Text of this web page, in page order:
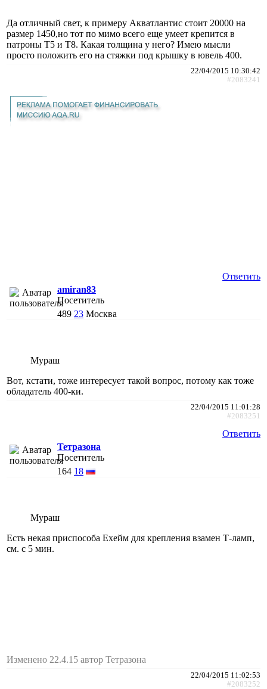
Да отличный свет, к примеру Акватлантис стоит 20000 на
размер 1450,но тот по мимо всего еще умеет крепится в
патроны Т5 и Т8. Какая толщина у него? Имею мысли
просто положить его на стяжки под крышку в ювель 400.
22/04/2015 10:30:42
#2083241
Ответить
amiran83
Посетитель
489 23 Москва
Мураш
Вот, кстати, тоже интересует такой вопрос, потому как тоже
обладатель 400-ки.
22/04/2015 11:01:28
#2083251
Ответить
Тетразона
Посетитель
164 18
Мураш
Есть некая приспособа Ехейм для крепления взамен Т-ламп,
см. с 5 мин.
Изменено 22.4.15 автор Тетразона
22/04/2015 11:02:53
#2083252